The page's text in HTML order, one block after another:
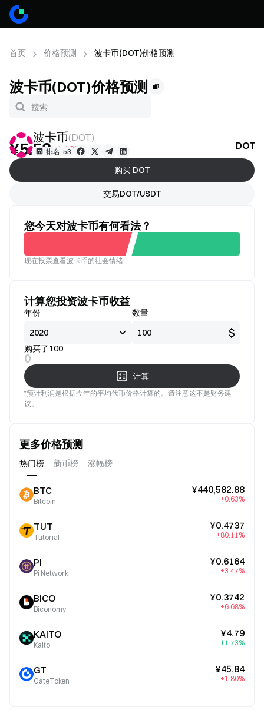
首页 价格预测 波卡币(DOT)价格预测
波卡币(DOT)价格预测
波卡币(DOT)
排名: 53 DOT
¥5.53+1.10%
购买 DOT
交易DOT/USDT
您今天对波卡币有何看法？
看好
不看
现在投票查看波卡币的社会情绪
计算您投资波卡币收益
年份 数量
$
购买了100
0
计算
*预计利润是根据今年的平均代币价格计算的。请注意这不是财务建
议。
更多价格预测
热门榜 新币榜 涨幅榜
BTC
Bitcoin
¥440,582.88
+0.63%
TUT
Tutorial
¥0.4737
+80.11%
PI
Pi Network
¥0.6164
+3.47%
BICO
Biconomy
¥0.3742
+6.68%
KAITO
Kaito
¥4.79
-11.73%
GT
GateToken
¥45.84
+1.80%